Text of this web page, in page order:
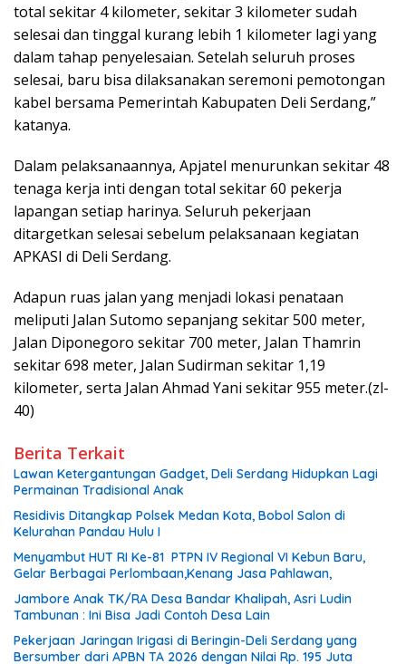
total sekitar 4 kilometer, sekitar 3 kilometer sudah
selesai dan tinggal kurang lebih 1 kilometer lagi yang
dalam tahap penyelesaian. Setelah seluruh proses
selesai, baru bisa dilaksanakan seremoni pemotongan
kabel bersama Pemerintah Kabupaten Deli Serdang,”
katanya.
Dalam pelaksanaannya, Apjatel menurunkan sekitar 48
tenaga kerja inti dengan total sekitar 60 pekerja
lapangan setiap harinya. Seluruh pekerjaan
ditargetkan selesai sebelum pelaksanaan kegiatan
APKASI di Deli Serdang.
Adapun ruas jalan yang menjadi lokasi penataan
meliputi Jalan Sutomo sepanjang sekitar 500 meter,
Jalan Diponegoro sekitar 700 meter, Jalan Thamrin
sekitar 698 meter, Jalan Sudirman sekitar 1,19
kilometer, serta Jalan Ahmad Yani sekitar 955 meter.(zl-
40)
Berita Terkait
Lawan Ketergantungan Gadget, Deli Serdang Hidupkan Lagi
Permainan Tradisional Anak
Residivis Ditangkap Polsek Medan Kota, Bobol Salon di
Kelurahan Pandau Hulu I
Menyambut HUT RI Ke-81 PTPN IV Regional VI Kebun Baru,
Gelar Berbagai Perlombaan,Kenang Jasa Pahlawan,
Jambore Anak TK/RA Desa Bandar Khalipah, Asri Ludin
Tambunan : Ini Bisa Jadi Contoh Desa Lain
Pekerjaan Jaringan Irigasi di Beringin-Deli Serdang yang
Bersumber dari APBN TA 2026 dengan Nilai Rp. 195 Juta